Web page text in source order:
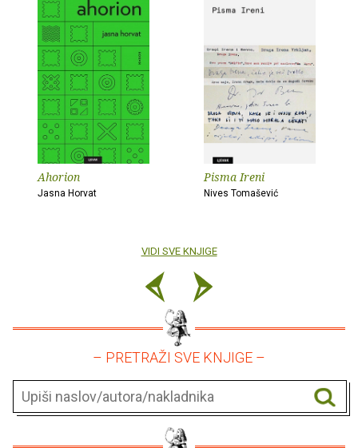
Ahorion
Jasna Horvat
Pisma Ireni
Nives Tomašević
VIDI SVE KNJIGE
– PRETRAŽI SVE KNJIGE –